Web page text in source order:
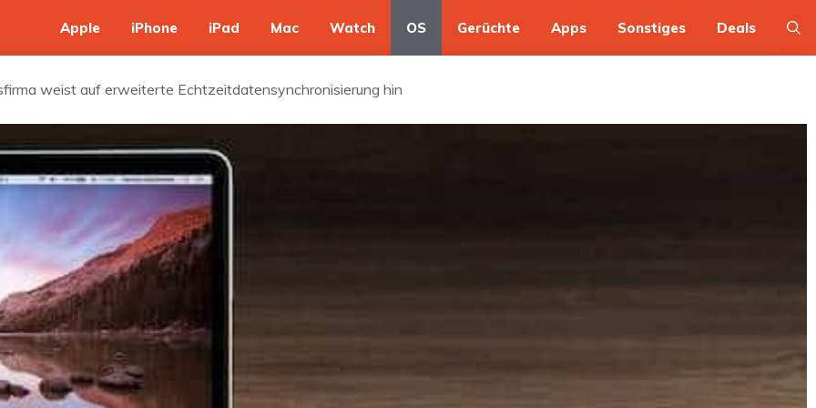
Apple iPhone iPad Mac Watch OS Gerüchte Apps Sonstiges Deals
weist auf erweiterte Echtzeitdatensynchronisierung hin